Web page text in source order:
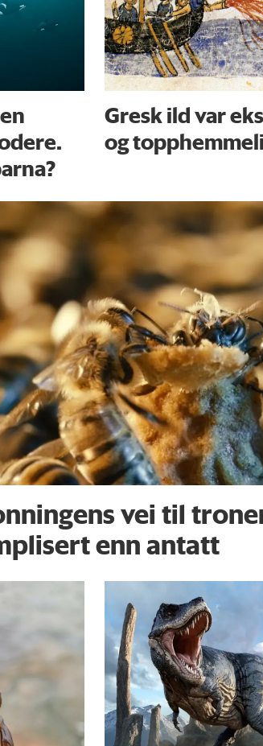
Gresk ild var
og
vei til
enn antatt